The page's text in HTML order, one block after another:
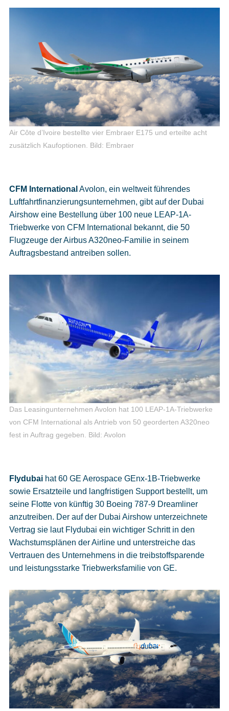
Air Côte d’Ivoire bestellte vier Embraer E175 und erteilte acht
zusätzlich Kaufoptionen. Bild: Embraer
CFM International Avolon, ein weltweit führendes
Luftfahrtfinanzierungsunternehmen, gibt auf der Dubai
Airshow eine Bestellung über 100 neue LEAP-1A-
Triebwerke von CFM International bekannt, die 50
Flugzeuge der Airbus A320neo-Familie in seinem
Auftragsbestand antreiben sollen.
Das Leasingunternehmen Avolon hat 100 LEAP-1A-Triebwerke
von CFM International als Antrieb von 50 georderten A320neo
fest in Auftrag gegeben.
Bild: Avolon
Flydubaihat 60 GE Aerospace GEnx-1B-Triebwerke
sowie Ersatzteile und langfristigen Support bestellt, um
seine Flotte von künftig 30 Boeing 787-9 Dreamliner
anzutreiben. Der auf der Dubai Airshow unterzeichnete
Vertrag sie laut Flydubai ein wichtiger Schritt in den
Wachstumsplänen der Airline und unterstreiche das
Vertrauen des Unternehmens in die treibstoffsparende
und leistungsstarke Triebwerksfamilie von GE.